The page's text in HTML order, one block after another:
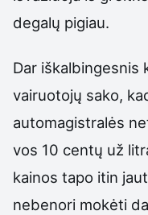
degalų pigiau.
Dar iškalbingesnis
vairuotojų sako,
automagistralės
vos 10 centų už
kainos tapo itin
nebenori mokėti